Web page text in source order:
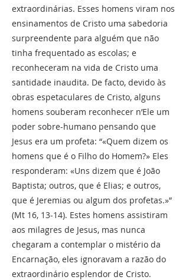
extraordinárias. Esses homens viram nos
ensinamentos de Cristo uma sabedoria
surpreendente para alguém que não
tinha frequentado as escolas; e
reconheceram na vida de Cristo uma
santidade inaudita. De facto, devido às
obras espetaculares de Cristo, alguns
homens souberam reconhecer n’Ele um
poder sobre-humano pensando que
Jesus era um profeta: “«Quem dizem os
homens que é o Filho do Homem?» Eles
responderam: «Uns dizem que é João
Baptista; outros, que é Elias; e outros,
que é Jeremias ou algum dos profetas.»”
(Mt 16, 13-14). Estes homens assistiram
aos milagres de Jesus, mas nunca
chegaram a contemplar o mistério da
Encarnação, eles ignoravam a razão do
extraordinário esplendor de Cristo.